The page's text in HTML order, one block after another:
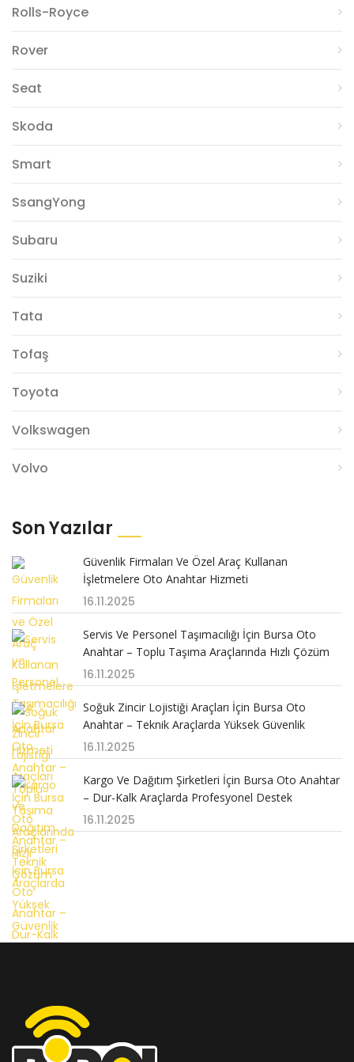
Rolls-Royce
Rover
Seat
Skoda
Smart
SsangYong
Subaru
Suziki
Tata
Tofaş
Toyota
Volkswagen
Volvo
Son Yazılar
Güvenlik Firmaları Ve Özel Araç Kullanan
İşletmelere Oto Anahtar Hizmeti
16.11.2025
Servis Ve Personel Taşımacılığı İçin Bursa Oto
Anahtar – Toplu Taşıma Araçlarında Hızlı Çözüm
16.11.2025
Soğuk Zincir Lojistiği Araçları İçin Bursa Oto
Anahtar – Teknik Araçlarda Yüksek Güvenlik
16.11.2025
Kargo Ve Dağıtım Şirketleri İçin Bursa Oto Anahtar
– Dur-Kalk Araçlarda Profesyonel Destek
16.11.2025